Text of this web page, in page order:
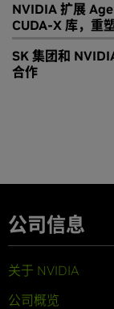
NVIDIA 扩展
CUDA-X 库，重
SK 集团和
合作
公司信息
关于 NVIDIA
公司概览